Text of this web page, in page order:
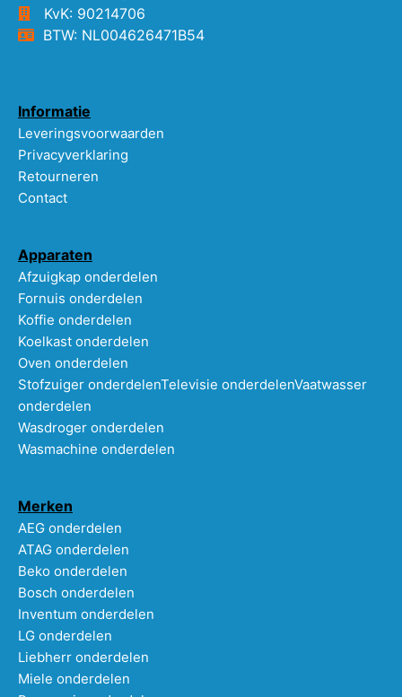
KvK: 90214706
BTW: NL004626471B54
Informatie
Leveringsvoorwaarden
Privacyverklaring
Retourneren
Contact
Apparaten
Afzuigkap onderdelen
Fornuis onderdelen
Koffie onderdelen
Koelkast onderdelen
Oven onderdelen
Stofzuiger onderdelenTelevisie onderdelenVaatwasser
onderdelen
Wasdroger onderdelen
Wasmachine onderdelen
Merken
AEG onderdelen
ATAG onderdelen
Beko onderdelen
Bosch onderdelen
Inventum onderdelen
LG onderdelen
Liebherr onderdelen
Miele onderdelen